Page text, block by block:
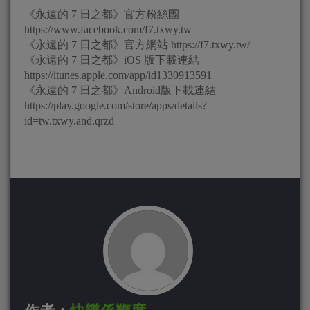
《永遠的 7 日之都》官方粉絲團
https://www.facebook.com/f7.txwy.tw
《永遠的 7 日之都》官方網站 https://f7.txwy.tw/
《永遠的 7 日之都》iOS 版下載連結
https://itunes.apple.com/app/id1330913591
《永遠的 7 日之都》Android版下載連結
https://play.google.com/store/apps/details?
id=tw.txwy.and.qrzd